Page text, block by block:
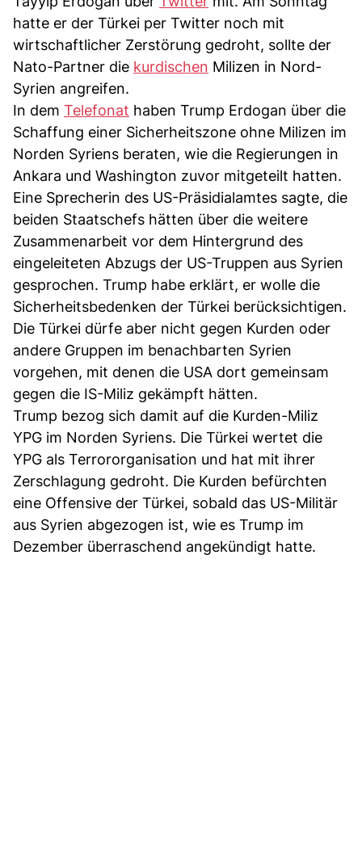
hatte er der Türkei per Twitter noch mit
wirtschaftlicher Zerstörung gedroht, sollte der
Nato-Partner die kurdischen Milizen in Nord-
Syrien angreifen.
In dem Telefonat haben Trump Erdogan über die
Schaffung einer Sicherheitszone ohne Milizen im
Norden Syriens beraten, wie die Regierungen in
Ankara und Washington zuvor mitgeteilt hatten.
Eine Sprecherin des US-Präsidialamtes sagte, die
beiden Staatschefs hätten über die weitere
Zusammenarbeit vor dem Hintergrund des
eingeleiteten Abzugs der US-Truppen aus Syrien
gesprochen. Trump habe erklärt, er wolle die
Sicherheitsbedenken der Türkei berücksichtigen.
Die Türkei dürfe aber nicht gegen Kurden oder
andere Gruppen im benachbarten Syrien
vorgehen, mit denen die USA dort gemeinsam
gegen die IS-Miliz gekämpft hätten.
Trump bezog sich damit auf die Kurden-Miliz
YPG im Norden Syriens. Die Türkei wertet die
YPG als Terrororganisation und hat mit ihrer
Zerschlagung gedroht. Die Kurden befürchten
eine Offensive der Türkei, sobald das US-Militär
aus Syrien abgezogen ist, wie es Trump im
Dezember überraschend angekündigt hatte.